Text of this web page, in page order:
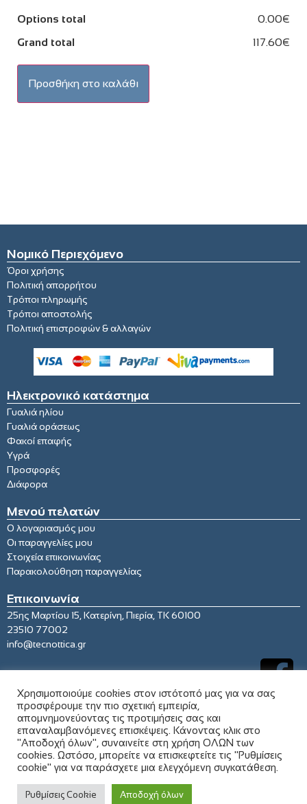
Options total
0.00€
Grand total
117.60€
Προσθήκη στο καλάθι
Νομικό Περιεχόμενο
Όροι χρήσης
Πολιτική απορρήτου
Τρόποι πληρωμής
Τρόποι αποστολής
Πολιτική επιστροφών & αλλαγών
Ηλεκτρονικό κατάστημα
Γυαλιά ηλίου
Γυαλιά οράσεως
Φακοί επαφής
Υγρά
Προσφορές
Διάφορα
Μενού πελατών
Ο λογαριασμός μου
Οι παραγγελίες μου
Στοιχεία επικοινωνίας
Παρακολούθηση παραγγελίας
Επικοινωνία
25ης Μαρτίου 15, Κατερίνη, Πιερία, ΤΚ 60100
23510 77002
info@tecnottica.gr
Χρησιμοποιούμε cookies στον ιστότοπό μας για να σας
προσφέρουμε την πιο σχετική εμπειρία,
απομνημονεύοντας τις προτιμήσεις σας και
επαναλαμβανόμενες επισκέψεις. Κάνοντας κλικ στο
"Αποδοχή όλων", συναινείτε στη χρήση ΟΛΩΝ των
cookies. Ωστόσο, μπορείτε να επισκεφτείτε τις "Ρυθμίσεις
cookie" για να παράσχετε μια ελεγχόμενη συγκατάθεση.
Ρυθμίσεις Cookie Αποδοχή όλων